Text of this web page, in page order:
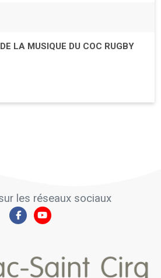
LA MUSIQUE DU COC RUGBY
les réseaux sociaux